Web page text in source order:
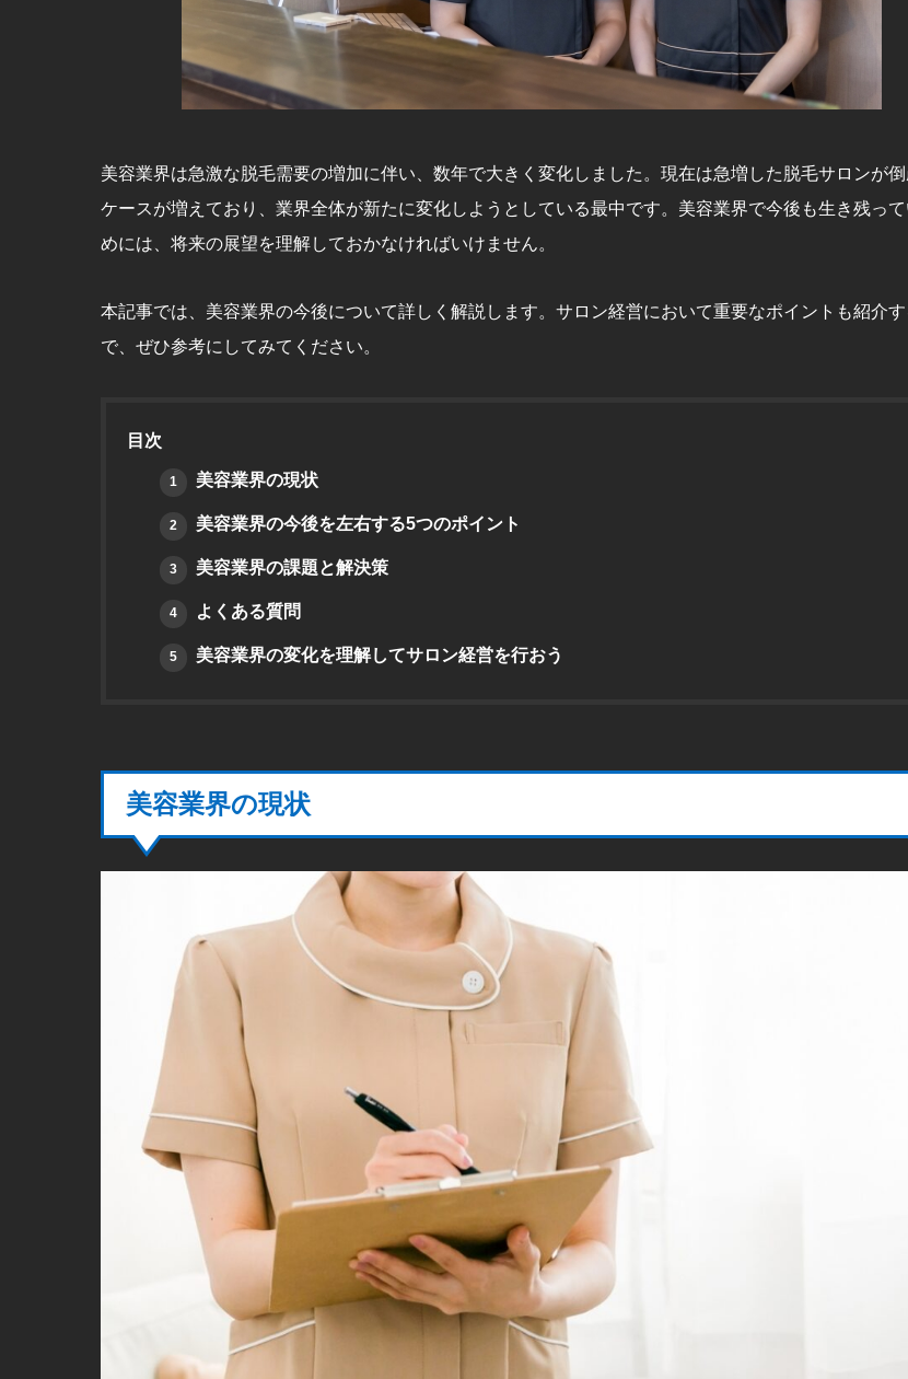
美容業界は急激な脱毛需要の増加に伴い、数年で大きく変化しました。現在は急増した脱毛サロンが倒
ケースが増えており、業界全体が新たに変化しようとしている最中です。美容業界で今後も生き残って
めには、将来の展望を理解しておかなければいけません。
本記事では、美容業界の今後について詳しく解説します。サロン経営において重要なポイントも紹介
で、ぜひ参考にしてみてください。
目次
1 美容業界の現状
2 美容業界の今後を左右する5つのポイント
3 美容業界の課題と解決策
4 よくある質問
5 美容業界の変化を理解してサロン経営を行おう
美容業界の現状